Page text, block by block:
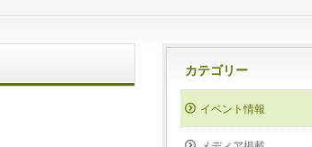
カテゴリー
イベント情報